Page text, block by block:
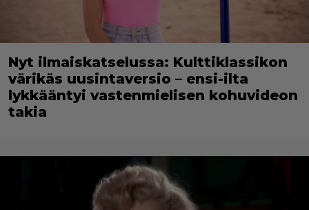
Nyt ilmaiskatselussa: Kulttiklassikon
värikäs uusintaversio – ensi-ilta
lykkääntyi vastenmielisen kohuvideon
takia